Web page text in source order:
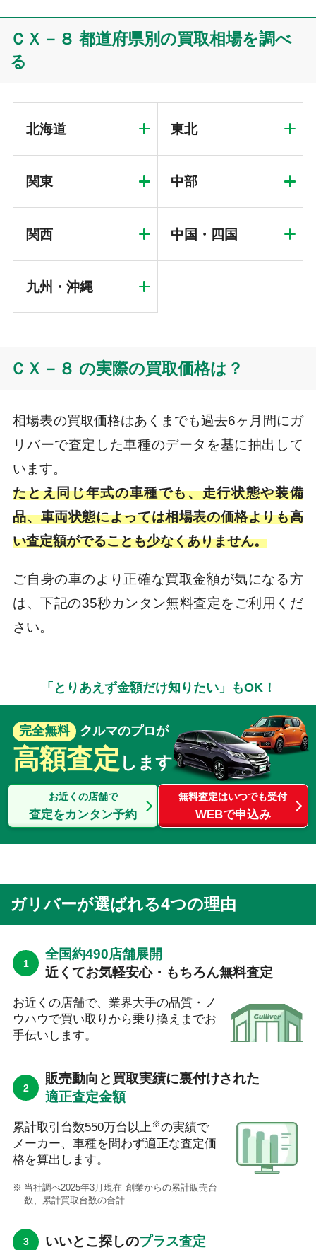
ＣＸ－８ 都道府県別の買取相場を調べ
る
北海道 東北
関東 中部
関西 中国・四国
九州・沖縄
ＣＸ－８ の実際の買取価格は？
相場表の買取価格はあくまでも過去6ヶ月間にガ
リバーで査定した車種のデータを基に抽出して
います。
たとえ同じ年式の車種でも、走行状態や装備
品、車両状態によっては相場表の価格よりも高
い査定額がでることも少なくありません。
ご自身の車のより正確な買取金額が気になる方
は、下記の35秒カンタン無料査定をご利用くだ
さい。
「とりあえず金額だけ知りたい」もOK！
完全無料 クルマのプロが
高額査定 します
お近くの店舗で
査定をカンタン予約
無料査定はいつでも受付
WEBで申込み
ガリバーが選ばれる4つの理由
全国約490店舗展開
近くてお気軽安心・もちろん無料査定
お近くの店舗で、業界大手の品質・ノ
ウハウで買い取りから乗り換えまでお
手伝いします。
販売動向と買取実績に裏付けされた
適正査定金額
累計取引台数550万台以上 ※の実績で
メーカー、車種を問わず適正な査定価
格を算出します。
当社調べ2025年3月現在 創業からの累計販売台
数、累計買取台数の合計
いいとこ探しのプラス査定